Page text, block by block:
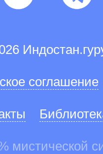
соглашение
мистической